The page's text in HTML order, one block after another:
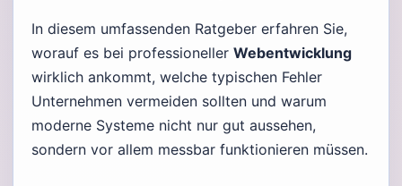
In diesem umfassenden Ratgeber erfahren Sie,
worauf es bei professioneller Webentwicklung
wirklich ankommt, welche typischen Fehler
Unternehmen vermeiden sollten und warum
moderne Systeme nicht nur gut aussehen,
sondern vor allem messbar funktionieren müssen.